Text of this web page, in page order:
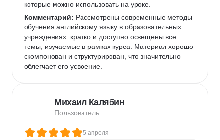
которые можно использовать на уроке.
Комментарий: Рассмотрены современные методы
обучения английскому языку в образовательных
учреждениях. кратко и доступно освещены все
темы, изучаемые в рамках курса. Материал хорошо
скомпонован и структурирован, что значительно
облегчает его усвоение.
Михаил Калябин
Пользователь
5 апреля